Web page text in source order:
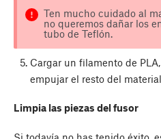
Ten mucho cuidado al
no queremos dañar los
tubo de Teflón.
Cargar un filamento de
empujar el resto del
Limpia las piezas del fusor